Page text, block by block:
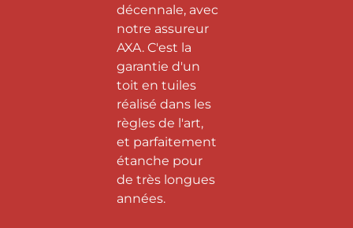
décennale, avec
notre assureur
AXA. C'est la
garantie d'un
toit en tuiles
réalisé dans les
règles de l'art,
et parfaitement
étanche pour
de très longues
années.